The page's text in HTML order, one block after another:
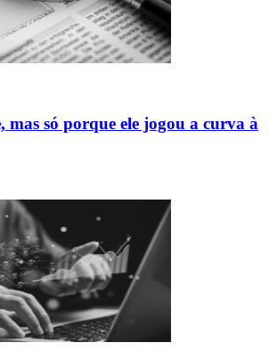
mas só porque ele jogou a curva à